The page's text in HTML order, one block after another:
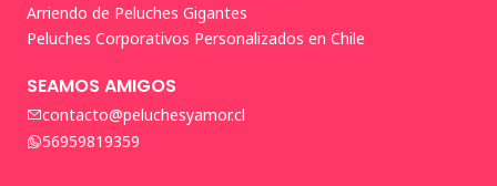
Arriendo de Peluches Gigantes
Peluches Corporativos Personalizados en Chile
SEAMOS AMIGOS
contacto@peluchesyamor.cl
56959819359